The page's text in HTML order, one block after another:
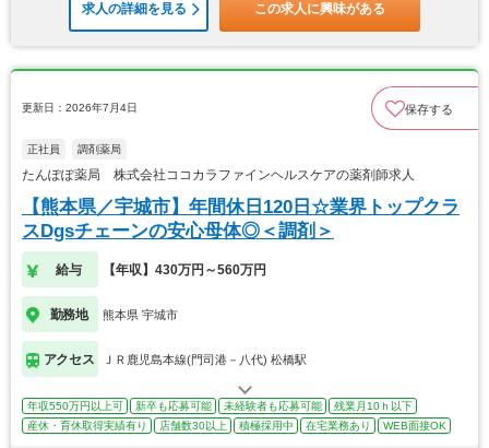
求人の詳細を見る この求人に興味がある
更新日：2026年7月4日 保存する
正社員 調剤薬局
たんぽぽ薬局 株式会社ココカラファインヘルスケアの薬剤師求人
【熊本県／宇城市】年間休日120日☆業界トップクラ
スDgsチェーンの安心母体◎＜調剤＞
給与 【年収】430万円～560万円
勤務地 熊本県 宇城市
アクセス ＪＲ鹿児島本線(門司港－八代) 松橋駅
年収550万円以上可 新卒も応募可能 未経験者も応募可能
残業月10ｈ以下
産休・育休取得実績有り
店舗数30以上 積極採用中 在宅業務あり WEB面接OK